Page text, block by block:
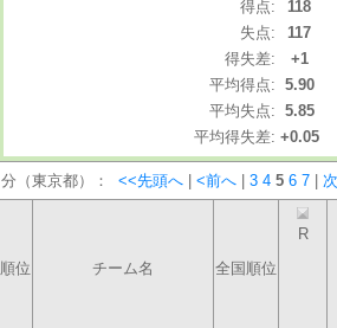
得点:
118
失点:
117
得失差:
+1
平均得点: 5.90
平均失点: 5.85
平均得失差: +0.05
分（東京都）： <<先頭へ <前へ 3 4 5 6 7
順位 チーム名 全国順位
R